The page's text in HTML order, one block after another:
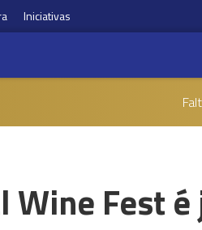
Iniciativas
Wine Fest